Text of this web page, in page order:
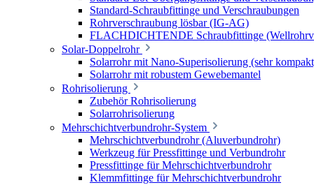
Standard-Schraubfittinge und Verschraubungen
Rohrverschraubung lösbar (IG-AG)
FLACHDICHTENDE Schraubfittinge
Solar-Doppelrohr
Solarrohr mit Nano-Superisolierung (sehr
Solarrohr mit robustem Gewebemantel
Rohrisolierung
Zubehör Rohrisolierung
Solarrohrisolierung
Mehrschichtverbundrohr-System
Mehrschichtverbundrohr (Aluverbundrohr)
Werkzeug für Pressfittinge und Verbundrohr
Pressfittinge für Mehrschichtverbundrohr
Klemmfittinge für Mehrschichtverbundrohr